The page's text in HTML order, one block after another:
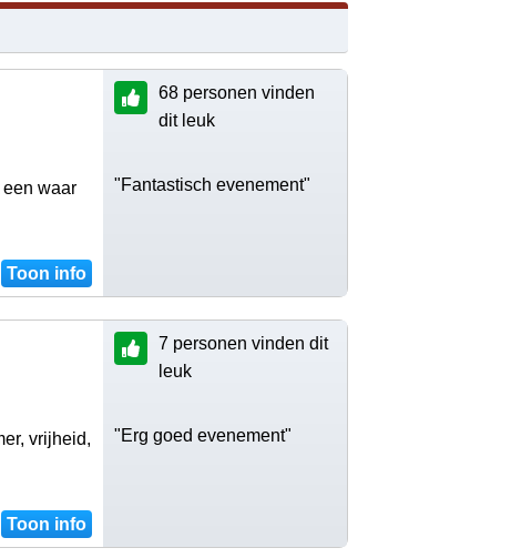
waar
Toon info
68 personen vinden
dit leuk
"Fantastisch evenement"
vrijheid,
Toon info
7 personen vinden dit
leuk
"Erg goed evenement"